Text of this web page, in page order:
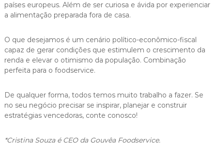
países europeus. Além de ser curiosa e ávida por experienciar
a alimentação preparada fora de casa.
O que desejamos é um cenário político-econômico-fiscal
capaz de gerar condições que estimulem o crescimento da
renda e elevar o otimismo da população. Combinação
perfeita para o foodservice.
De qualquer forma, todos temos muito trabalho a fazer. Se
no seu negócio precisar se inspirar, planejar e construir
estratégias vencedoras, conte conosco!
*Cristina Souza é CEO da Gouvêa Foodservice.